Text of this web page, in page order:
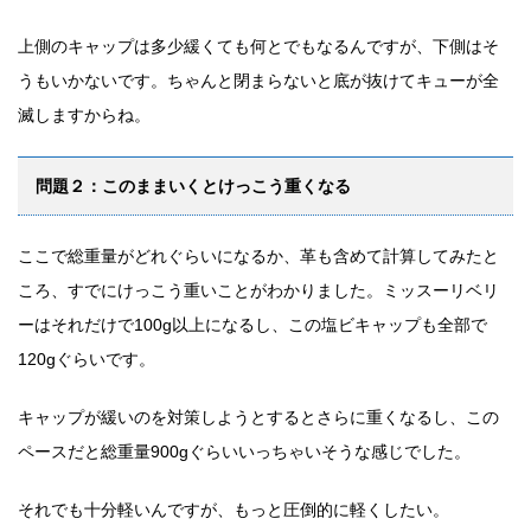
上側のキャップは多少緩くても何とでもなるんですが、下側はそ
うもいかないです。ちゃんと閉まらないと底が抜けてキューが全
滅しますからね。
問題２：このままいくとけっこう重くなる
ここで総重量がどれぐらいになるか、革も含めて計算してみたと
ころ、すでにけっこう重いことがわかりました。ミッスーリベリ
ーはそれだけで100g以上になるし、この塩ビキャップも全部で
120gぐらいです。
キャップが緩いのを対策しようとするとさらに重くなるし、この
ペースだと総重量900gぐらいいっちゃいそうな感じでした。
それでも十分軽いんですが、もっと圧倒的に軽くしたい。